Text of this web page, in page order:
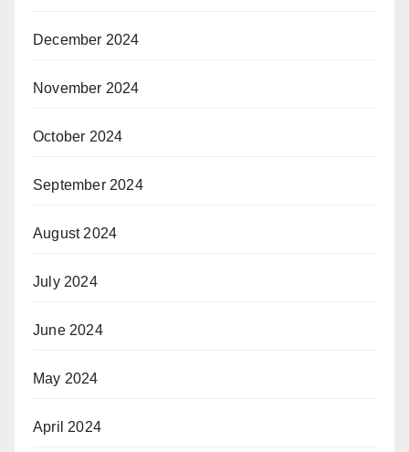
December 2024
November 2024
October 2024
September 2024
August 2024
July 2024
June 2024
May 2024
April 2024